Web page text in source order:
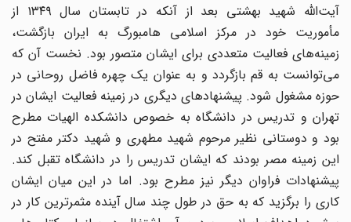
آیت‌الله شهید بهشتی بعد از آنکه در تابستان سال ۱۳۴۹ از
مأموریت خود در مرکز اسلامی هامبورگ به ایران بازگشت،
زمینه‌‌های فعالیت متعددی برای ایشان متصور بود. نخست آن که
می‌توانست به قم بازگردد و به عنوان یک چهره فاضل روحانی در
حوزه مشغول شود. پیشنهاد‌های دیگری در زمینه فعالیت ایشان در
تهران و تدریس در دانشگاه به خصوص دانشکده الهیات مطرح
بود و دوستانی نظیر مرحوم شهید مطهری و شهید دکتر مفتح در
این زمینه مصر بودند که ایشان تدریس را در دانشگاه تقبل کند.
پیشنهادات فراوان دیگر نیز مطرح بود. اما در این میان ایشان
کاری را برگزید که به حق در طول چند سال آینده مثمر‌ترین کار در